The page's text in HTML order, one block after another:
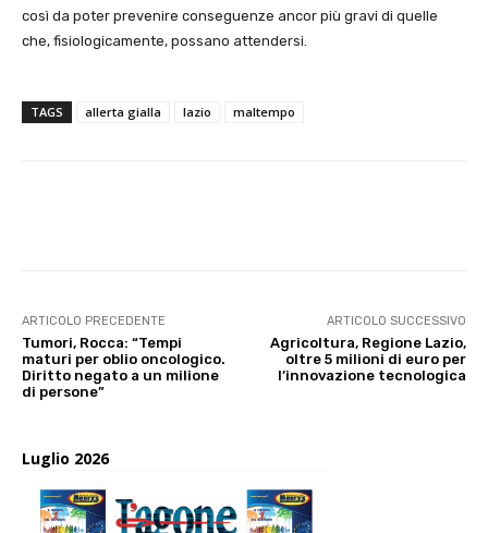
così da poter prevenire conseguenze ancor più gravi di quelle
che, fisiologicamente, possano attendersi.
TAGS allerta gialla lazio maltempo
ARTICOLO PRECEDENTE
Tumori, Rocca: “Tempi
maturi per oblio oncologico.
Diritto negato a un milione
di persone”
ARTICOLO SUCCESSIVO
Agricoltura, Regione Lazio,
oltre 5 milioni di euro per
l’innovazione tecnologica
Luglio 2026